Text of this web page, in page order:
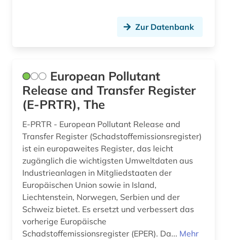
Zur Datenbank
European Pollutant
Release and Transfer Register
(E-PRTR), The
E-PRTR - European Pollutant Release and
Transfer Register (Schadstoffemissionsregister)
ist ein europaweites Register, das leicht
zugänglich die wichtigsten Umweltdaten aus
Industrieanlagen in Mitgliedstaaten der
Europäischen Union sowie in Island,
Liechtenstein, Norwegen, Serbien und der
Schweiz bietet. Es ersetzt und verbessert das
vorherige Europäische
Schadstoffemissionsregister (EPER). Da... Mehr